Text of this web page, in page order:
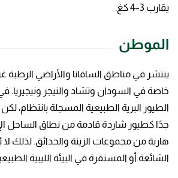
يقارب 3–4 كغ.
الموطن
ينتشر في مناطق السافانا والأراضي الرطبة
خاصة في السودان وتشاد والنيجر ونيجيريا. في
الطيور البرية الطبيعية المسجلة بانتظام،
جدًا كطيور شاردة قادمة من نطاق الساحل
هاربة من مجموعات الزينة والحدائق. لذلك
الشائعة أو المستقرة في البيئة الليبية